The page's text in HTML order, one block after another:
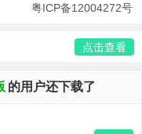
粤ICP备12004272号
点击查看
的用户还下载了